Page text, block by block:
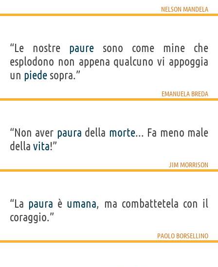
NELSON MANDELA
“Le nostre paure sono come mine che
esplodono non appena qualcuno vi appoggia
un piede sopra.”
EMANUELA BREDA
“Non aver paura della morte... Fa meno male
della vita!”
JIM MORRISON
“La paura è umana, ma combattetela con il
coraggio.”
PAOLO BORSELLINO